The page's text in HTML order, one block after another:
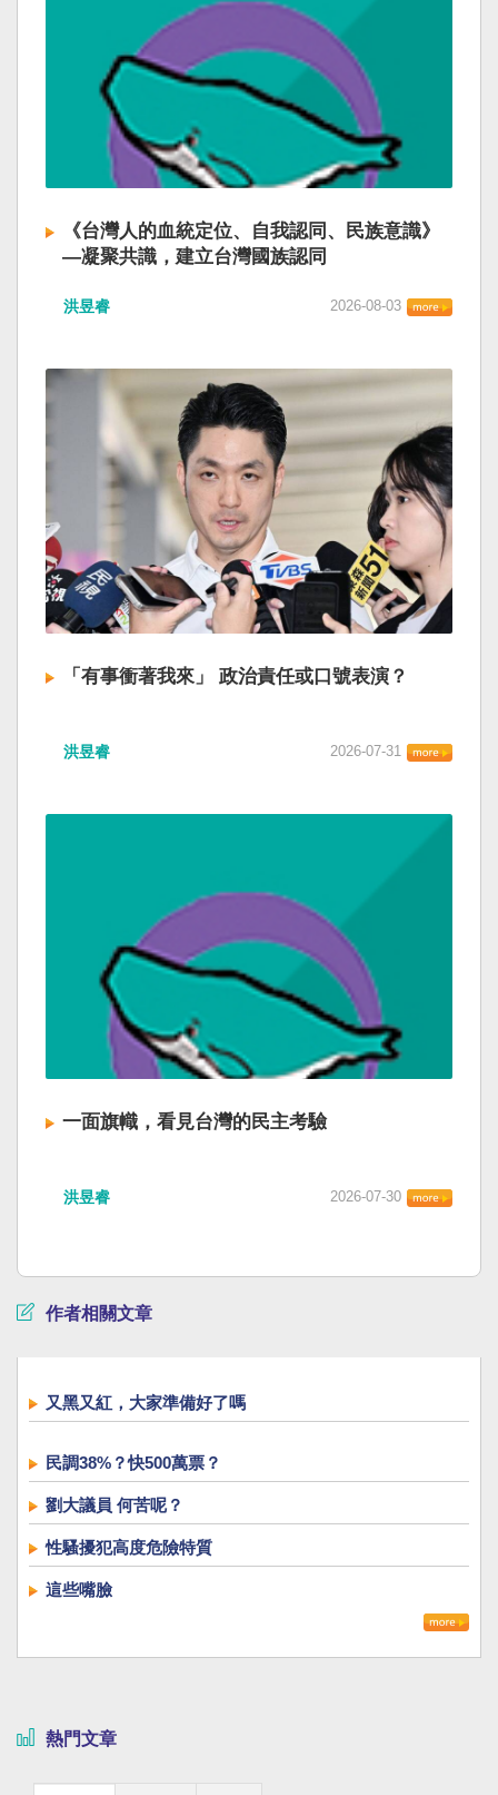
《台灣人的血統定位、自我認同、民族意識》
—凝聚共識，建立台灣國族認同
洪昱睿 2026-08-03
「有事衝著我來」 政治責任或口號表演？
洪昱睿 2026-07-31
一面旗幟，看見台灣的民主考驗
洪昱睿 2026-07-30
作者相關文章
又黑又紅，大家準備好了嗎
民調38%？快500萬票？
劉大議員 何苦呢？
性騷擾犯高度危險特質
這些嘴臉
熱門文章